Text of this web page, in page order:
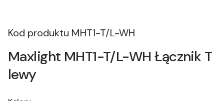
Kod produktu MHT1-T/L-WH
Maxlight MHT1-T/L-WH Łącznik T
lewy